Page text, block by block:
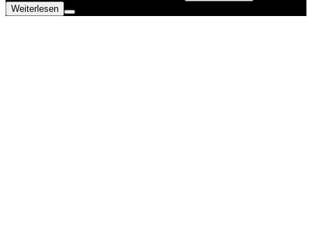
Weiterlesen